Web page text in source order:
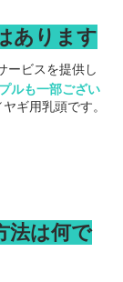
あります
ービスを提供し
ルも一部ござい
ギ用乳頭です。
法は何で